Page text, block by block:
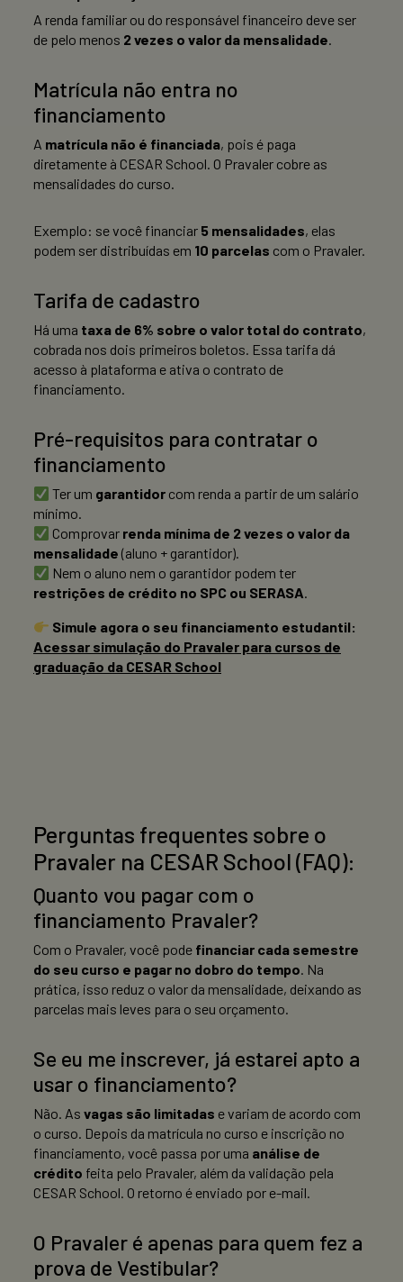
A renda familiar ou do responsável financeiro deve ser
de pelo menos 2 vezes o valor da mensalidade.
Matrícula não entra no
financiamento
A matrícula não é financiada, pois é paga
diretamente à CESAR School. O Pravaler cobre as
mensalidades do curso.
Exemplo: se você financiar 5 mensalidades, elas
podem ser distribuídas em 10 parcelas com o Pravaler.
Tarifa de cadastro
Há uma taxa de 6% sobre o valor total do contrato,
cobrada nos dois primeiros boletos. Essa tarifa dá
acesso à plataforma e ativa o contrato de
financiamento.
Pré-requisitos para contratar o
financiamento
Ter um garantidor com renda a partir de um salário
mínimo.
Comprovar renda mínima de 2 vezes o valor da
mensalidade (aluno + garantidor).
Nem o aluno nem o garantidor podem ter
restrições de crédito no SPC ou SERASA.
Simule agora o seu financiamento estudantil:
Acessar simulação do Pravaler para cursos de
graduação da CESAR School
Perguntas frequentes sobre o
Pravaler na CESAR School (FAQ):
Quanto vou pagar com o
financiamento Pravaler?
Com o Pravaler, você pode financiar cada semestre
do seu curso e pagar no dobro do tempo. Na
prática, isso reduz o valor da mensalidade, deixando as
parcelas mais leves para o seu orçamento.
Se eu me inscrever, já estarei apto a
usar o financiamento?
Não. As vagas são limitadas e variam de acordo com
o curso. Depois da matrícula no curso e inscrição no
financiamento, você passa por uma análise de
crédito feita pelo Pravaler, além da validação pela
CESAR School. O retorno é enviado por e-mail.
O Pravaler é apenas para quem fez a
prova de Vestibular?